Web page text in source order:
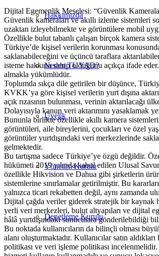
Hakkımızda
Neden TUYAD?
Üyelik
Yönetim Kurulu
Denetleme Kurulu
Dijital Egemenlik Meselesi: “Güvenlik
Güvenlik kameraları ve akıllı izleme sistemleri
uzaktan izleyebilmekte ve görüntülere mobil
Özellikle bulut tabanlı çalışan birçok kamera
Türkiye’de kişisel verilerin korunması
saklanabileceğini ve üçüncü taraflara
isteme hakkına sahip olduğunu açıkça ifade
almakla yükümlüdür.
Toplumda sıkça dile getirilen bir düşünce,
KVKK’ya göre kişisel verilerin yurt dışına
açık rızasının bulunması, verinin
Dolayısıyla kanun veri aktarımını yasaklamak
Bununla birlikte özellikle akıllı kamera
görüntüleri, aile bireylerini, çocukları ve özel
görüntüler yurtdışındaki veri merkezlerinde
gelmektedir.
Bu tartışma sadece Türkiye’ye özgü değildir.
hükümeti 2019 yılında kabul edilen Ulusal
özellikle Hikvision ve Dahua gibi şirketlerin
sistemlerine sınırlamalar getirilmiştir. Bu
yalnızca ticari rekabetten değil, aynı zamanda
Dijital çağda veriler giderek stratejik bir kaynak
yerli veri merkezleri, bulut altyapıları ve dijital
hâlâ yurtdışındaki sunuculara gönderilebildiği
Bu noktada kullanıcıların da bilinçli olması
alanı oluşturmaktadır. Kullanıcılar satın
politikası ve veri işleme politikası